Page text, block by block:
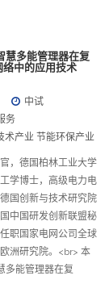
慧多能管理器在复
络中的应用技术
中试
务
术产业 节能环保产业
，德国柏林工业大学
学博士，高级电力电
国创新与技术研究院
中国研发创新联盟秘
职国家电网公司全球
洲研究院。<br> 本
多能管理器在复